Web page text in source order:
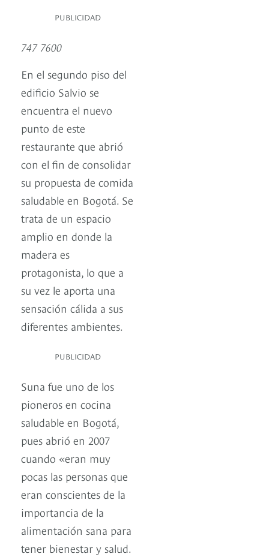
PUBLICIDAD
747 7600
En el segundo piso del
edificio Salvio se
encuentra el nuevo
punto de este
restaurante que abrió
con el fin de consolidar
su propuesta de comida
saludable en Bogotá. Se
trata de un espacio
amplio en donde la
madera es
protagonista, lo que a
su vez le aporta una
sensación cálida a sus
diferentes ambientes.
PUBLICIDAD
Suna fue uno de los
pioneros en cocina
saludable en Bogotá,
pues abrió en 2007
cuando «eran muy
pocas las personas que
eran conscientes de la
importancia de la
alimentación sana para
tener bienestar y salud.